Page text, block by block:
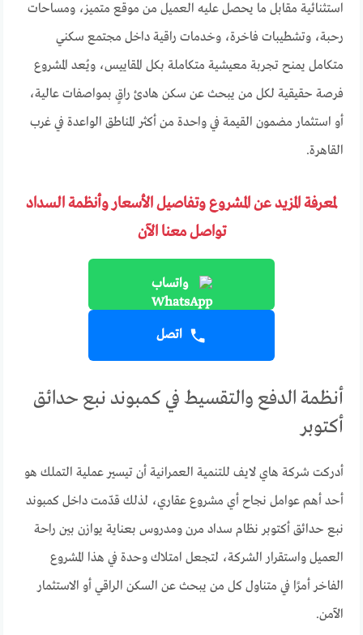
استثنائية مقابل ما يحصل عليه العميل من موقع متميز، ومساحات
رحبة، وتشطيبات فاخرة، وخدمات راقية داخل مجتمع سكني
متكامل يمنح تجربة معيشية متكاملة بكل المقاييس، ويُعد المشروع
فرصة حقيقية لكل من يبحث عن سكن هادئ راقٍ بمواصفات عالية،
أو استثمار مضمون القيمة في واحدة من أكثر المناطق الواعدة في غرب
القاهرة.
لمعرفة المزيد عن المشروع وتفاصيل الأسعار وأنظمة السداد
تواصل معنا الآن
واتساب
اتصل
أنظمة الدفع والتقسيط في كمبوند نبع حدائق
أكتوبر
أدركت شركة هاي لايف للتنمية العمرانية أن تيسير عملية التملك هو
أحد أهم عوامل نجاح أي مشروع عقاري، لذلك قدّمت داخل كمبوند
نبع حدائق أكتوبر نظام سداد مرن ومدروس بعناية يوازن بين راحة
العميل واستقرار الشركة، لتجعل امتلاك وحدة في هذا المشروع
الفاخر أمرًا في متناول كل من يبحث عن السكن الراقي أو الاستثمار
الآمن.